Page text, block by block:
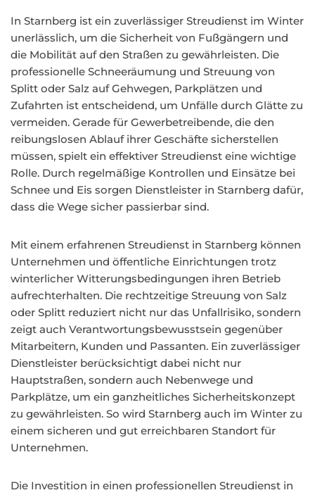
In Starnberg ist ein zuverlässiger Streudienst im Winter
unerlässlich, um die Sicherheit von Fußgängern und
die Mobilität auf den Straßen zu gewährleisten. Die
professionelle Schneeräumung und Streuung von
Splitt oder Salz auf Gehwegen, Parkplätzen und
Zufahrten ist entscheidend, um Unfälle durch Glätte zu
vermeiden. Gerade für Gewerbetreibende, die den
reibungslosen Ablauf ihrer Geschäfte sicherstellen
müssen, spielt ein effektiver Streudienst eine wichtige
Rolle. Durch regelmäßige Kontrollen und Einsätze bei
Schnee und Eis sorgen Dienstleister in Starnberg dafür,
dass die Wege sicher passierbar sind.
Mit einem erfahrenen Streudienst in Starnberg können
Unternehmen und öffentliche Einrichtungen trotz
winterlicher Witterungsbedingungen ihren Betrieb
aufrechterhalten. Die rechtzeitige Streuung von Salz
oder Splitt reduziert nicht nur das Unfallrisiko, sondern
zeigt auch Verantwortungsbewusstsein gegenüber
Mitarbeitern, Kunden und Passanten. Ein zuverlässiger
Dienstleister berücksichtigt dabei nicht nur
Hauptstraßen, sondern auch Nebenwege und
Parkplätze, um ein ganzheitliches Sicherheitskonzept
zu gewährleisten. So wird Starnberg auch im Winter zu
einem sicheren und gut erreichbaren Standort für
Unternehmen.
Die Investition in einen professionellen Streudienst in